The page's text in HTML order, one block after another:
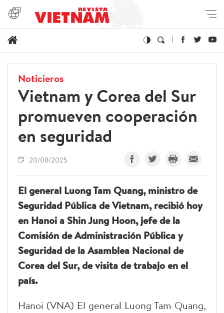
Noticieros
Vietnam y Corea del Sur
promueven cooperación
en seguridad
20/08/2025
El general Luong Tam Quang, ministro de
Seguridad Pública de Vietnam, recibió hoy
en Hanoi a Shin Jung Hoon, jefe de la
Comisión de Administración Pública y
Seguridad de la Asamblea Nacional de
Corea del Sur, de visita de trabajo en el
país.
Hanoi (VNA) El general Luong Tam Quang,